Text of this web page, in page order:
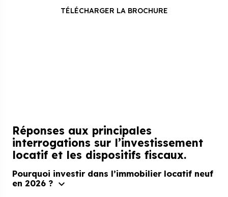
TÉLÉCHARGER LA BROCHURE
Réponses aux principales
interrogations sur l’investissement
locatif et les dispositifs fiscaux.
Pourquoi investir dans l’immobilier locatif neuf
en 2026 ?